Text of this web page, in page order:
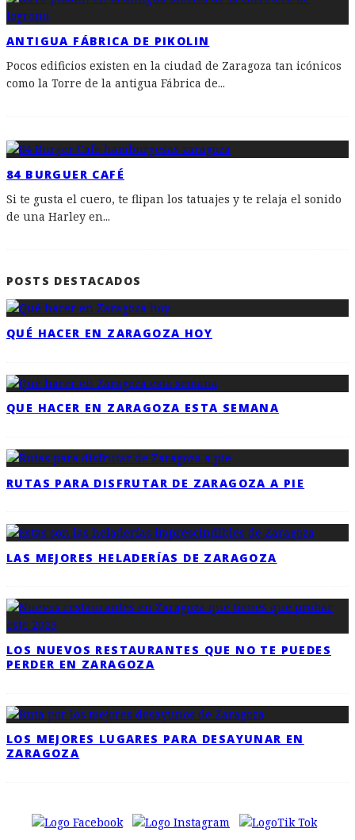
ANTIGUA FÁBRICA DE PIKOLIN
Pocos edificios existen en la ciudad de Zaragoza tan icónicos
como la Torre de la antigua Fábrica de...
84 BURGUER CAFÉ
Si te gusta el cuero, te flipan los tatuajes y te relaja el sonido
de una Harley en...
POSTS DESTACADOS
QUÉ HACER EN ZARAGOZA HOY
QUE HACER EN ZARAGOZA ESTA SEMANA
RUTAS PARA DISFRUTAR DE ZARAGOZA A PIE
LAS MEJORES HELADERÍAS DE ZARAGOZA
LOS NUEVOS RESTAURANTES QUE NO TE PUEDES
PERDER EN ZARAGOZA
LOS MEJORES LUGARES PARA DESAYUNAR EN
ZARAGOZA